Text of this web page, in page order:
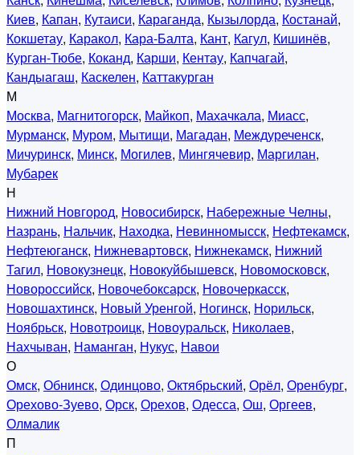
Киев, Капан, Кутаиси, Караганда, Кызылорда, Костанай,
Кокшетау, Каракол, Кара-Балта, Кант, Кагул, Кишинёв,
Курган-Тюбе, Коканд, Карши, Кентау, Капчагай,
Кандыагаш, Каскелен, Каттакурган
М
Москва, Магнитогорск, Майкоп, Махачкала, Миасс,
Мурманск, Муром, Мытищи, Магадан, Междуреченск,
Мичуринск, Минск, Могилев, Мингячевир, Маргилан,
Мубарек
Н
Нижний Новгород, Новосибирск, Набережные Челны,
Назрань, Нальчик, Находка, Невинномысск, Нефтекамск,
Нефтеюганск, Нижневартовск, Нижнекамск, Нижний
Тагил, Новокузнецк, Новокуйбышевск, Новомосковск,
Новороссийск, Новочебоксарск, Новочеркасск,
Новошахтинск, Новый Уренгой, Ногинск, Норильск,
Ноябрьск, Новотроицк, Новоуральск, Николаев,
Нахчыван, Наманган, Нукус, Навои
О
Омск, Обнинск, Одинцово, Октябрьский, Орёл, Оренбург,
Орехово-Зуево, Орск, Орехов, Одесса, Ош, Оргеев,
Олмалик
П